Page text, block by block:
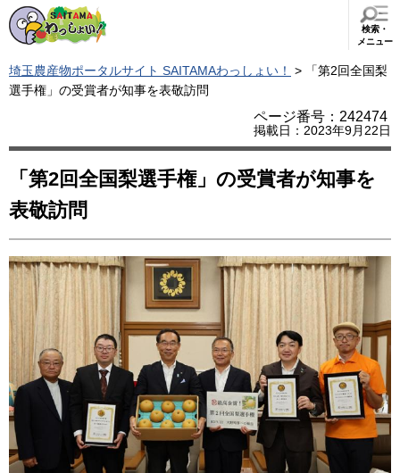
検索・
メニュー
埼玉農産物ポータルサイト SAITAMAわっしょい！
> 「第2回全国梨
選手権」の受賞者が知事を表敬訪問
ページ番号：242474
掲載日：2023年9月22日
「第2回全国梨選手権」の受賞者が知事を
表敬訪問